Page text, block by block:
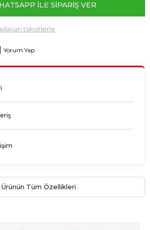
İLE SİPARİŞ VER
taksitlerle
Yorum Yap
Ürünün Tüm Özellikleri